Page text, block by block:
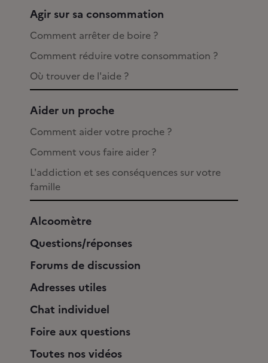
Agir sur sa consommation
Comment arrêter de boire ?
Comment réduire votre consommation ?
Où trouver de l'aide ?
Aider un proche
Comment aider votre proche ?
Comment vous faire aider ?
L'addiction et ses conséquences sur votre
famille
Alcoomètre
Questions/réponses
Forums de discussion
Adresses utiles
Chat individuel
Foire aux questions
Toutes nos vidéos